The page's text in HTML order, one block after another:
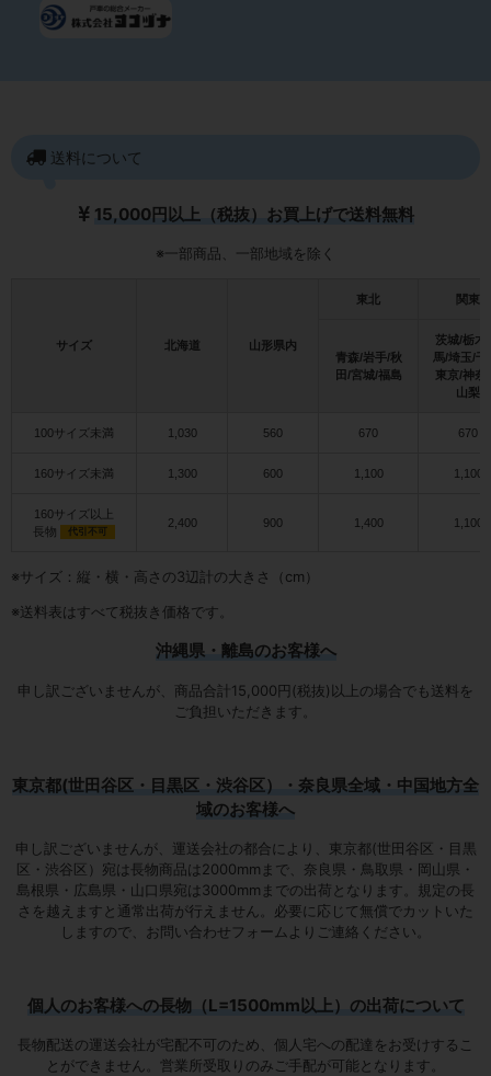
送料について
15,000円以上（税抜）お買上げで送料無料
※一部商品、一部地域を除く
サイズ 北海道 山形県内
東北 関東
青森/岩手/秋
田/宮城/福島
茨城/栃木
馬/埼玉/千
東京/神奈
山梨
100サイズ未満 1,030 560 670 670
160サイズ未満 1,300 600 1,100 1,100
160サイズ以上
長物
代引不可
2,400 900 1,400 1,100
※サイズ：縦・横・高さの3辺計の大きさ（cm）
※送料表はすべて税抜き価格です。
沖縄県・離島のお客様へ
申し訳ございませんが、商品合計15,000円(税抜)以上の場合でも送料を
ご負担いただきます。
東京都(世田谷区・目黒区・渋谷区）・奈良県全域・中国地方全
域のお客様へ
申し訳ございませんが、運送会社の都合により、東京都(世田谷区・目黒
区・渋谷区）宛は長物商品は2000mmまで 、奈良県・鳥取県・岡山県・
島根県・広島県・山口県宛は3000mmまでの出荷となります 。規定の長
さを越えますと通常出荷が行えません。必要に応じて無償でカットいた
しますので、お問い合わせフォームよりご連絡ください。
個人のお客様への長物（L=1500mm以上）の出荷について
長物配送の運送会社が宅配不可のため、個人宅への配達をお受けするこ
とができません。営業所受取りのみご手配が可能となります。